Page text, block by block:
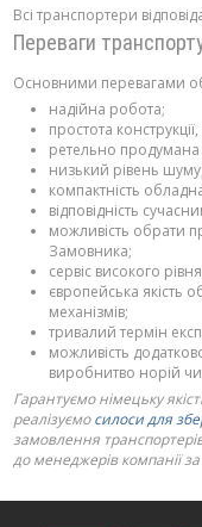
Всі транспортери
Переваги
Основними перевагами
надійна робота;
простота
ретельно продумана
низький рівень шуму;
компактність
відповідність
можливість обрати
Замовника;
сервіс високого
європейська якість
механізмів;
тривалий термін
можливість
виробнитво норій
Гарантуємо німецьку
реалізуємосилоси для
замовлення
до менеджерів компанії